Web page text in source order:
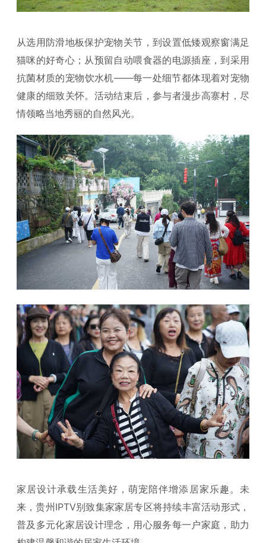
从选用防滑地板保护宠物关节，到设置低矮观察窗满足
猫咪的好奇心；从预留自动喂食器的电源插座，到采用
抗菌材质的宠物饮水机——每一处细节都体现着对宠物
健康的细致关怀。活动结束后，参与者漫步高寨村，尽
情领略当地秀丽的自然风光。
家居设计承载生活美好，萌宠陪伴增添居家乐趣。未
来，贵州IPTV别致集家家居专区将持续丰富活动形式，
普及多元化家居设计理念，用心服务每一户家庭，助力